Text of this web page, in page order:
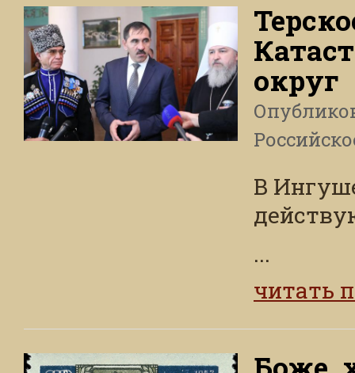
округ
В
...
читать